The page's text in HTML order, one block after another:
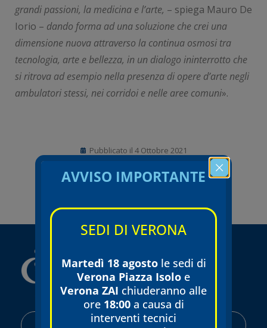
grandi passioni, la medicina e l’arte, – spiega Mauro De
Iorio – dando forma ad una soluzione che crei una
dimensione nuova attraverso la continua osmosi tra
tecnologia, arte e bellezza, in un dialogo ininterrotto che
si ritrova ad esempio nella presenza di opere d’arte negli
ambulatori stessi, nei corridoi e nelle aree comuni».
Pubblicato il 4 Ottobre 2021
AREA RISERVATA
AVVISO IMPORTANTE
SEDI DI VERONA
Martedì 18 agostole sedi di
Verona Piazza Isolo e
Verona ZAI chiuderanno alle
ore 18:00a causa di
interventi tecnici